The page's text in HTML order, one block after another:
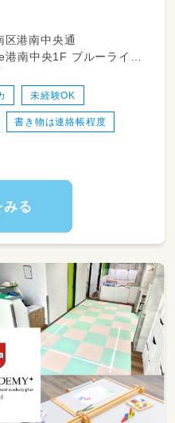
区港南中央通
1F ブルーライン
未経験OK
書き物は連絡帳程度
みる